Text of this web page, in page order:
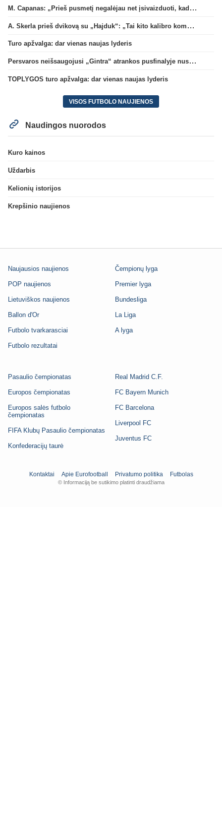
M. Capanas: „Prieš pusmetį negalėjau net įsivaizduoti, kad žaisime prieš „Hajduk“
A. Skerla prieš dvikovą su „Hajduk“: „Tai kito kalibro komanda“
Turo apžvalga: dar vienas naujas lyderis
Persvaros neišsaugojusi „Gintra“ atrankos pusfinalyje nusileido Škotijos čempionėms
TOPLYGOS turo apžvalga: dar vienas naujas lyderis
VISOS FUTBOLO NAUJIENOS
Naudingos nuorodos
Kuro kainos
Uždarbis
Kelionių istorijos
Krepšinio naujienos
Naujausios naujienos
POP naujienos
Lietuviškos naujienos
Ballon d'Or
Futbolo tvarkarasciai
Futbolo rezultatai
Čempionų lyga
Premier lyga
Bundesliga
La Liga
A lyga
Pasaulio čempionatas
Europos čempionatas
Europos salės futbolo
čempionatas
FIFA Klubų Pasaulio čempionatas
Konfederacijų taurė
Real Madrid C.F.
FC Bayern Munich
FC Barcelona
Liverpool FC
Juventus FC
Kontaktai Apie Eurofootball Privatumo politika Futbolas
© Informaciją be sutikimo platinti draudžiama